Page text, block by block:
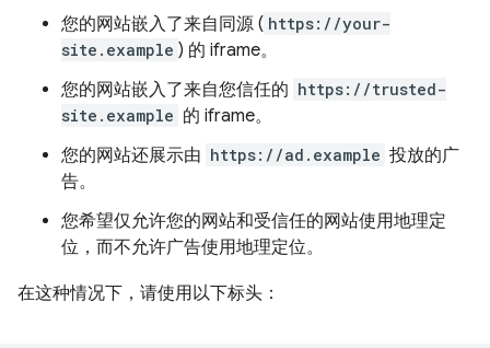
您的网站嵌入了来自同源 ( https://your-
site.example ) 的 iframe。
您的网站嵌入了来自您信任的 https://trusted-
site.example 的 iframe。
您的网站还展示由 https://ad.example 投放的广
告。
您希望仅允许您的网站和受信任的网站使用地理定
位，而不允许广告使用地理定位。
在这种情况下，请使用以下标头：